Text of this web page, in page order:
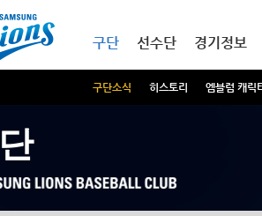
구단
구단소식 히스토리 엠블럼 캐릭
선수단 경기정보